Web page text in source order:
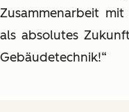
Zusammenarbeit
als absolutes
Gebäudetechnik!“